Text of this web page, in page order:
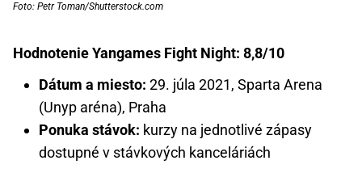
Foto: Petr Toman/Shutterstock.com
Hodnotenie Yangames Fight Night: 8,8/10
Dátum a miesto: 29. júla 2021, Sparta Arena
(Unyp aréna), Praha
Ponuka stávok: kurzy na jednotlivé zápasy
dostupné v stávkových kanceláriách